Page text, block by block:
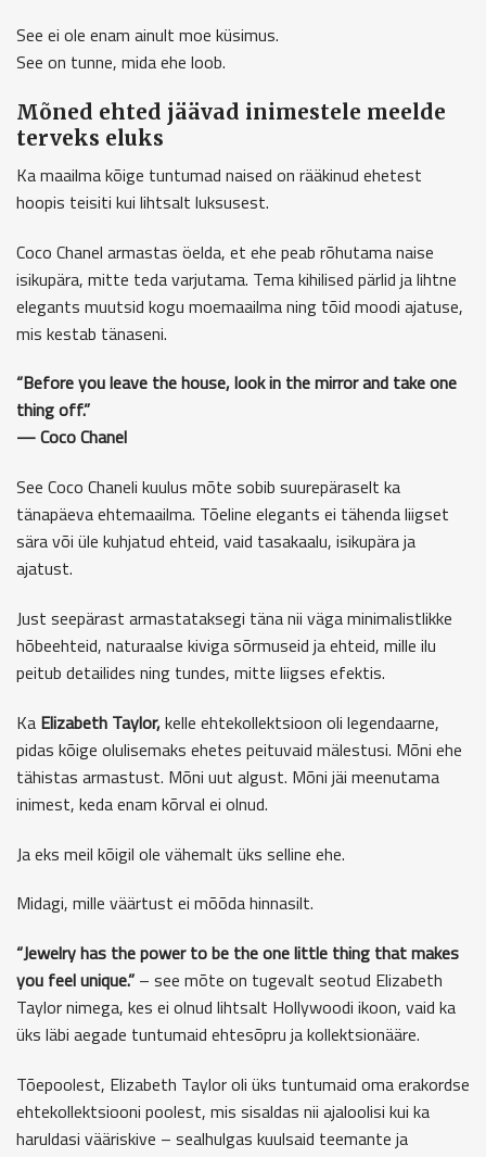
See ei ole enam ainult moe küsimus.
See on tunne, mida ehe loob.
Mõned ehted jäävad inimestele meelde
terveks eluks
Ka maailma kõige tuntumad naised on rääkinud ehetest
hoopis teisiti kui lihtsalt luksusest.
Coco Chanel armastas öelda, et ehe peab rõhutama naise
isikupära, mitte teda varjutama. Tema kihilised pärlid ja lihtne
elegants muutsid kogu moemaailma ning tõid moodi ajatuse,
mis kestab tänaseni.
“Before you leave the house, look in the mirror and take one
thing off.”
— Coco Chanel
See Coco Chaneli kuulus mõte sobib suurepäraselt ka
tänapäeva ehtemaailma. Tõeline elegants ei tähenda liigset
sära või üle kuhjatud ehteid, vaid tasakaalu, isikupära ja
ajatust.
Just seepärast armastataksegi täna nii väga minimalistlikke
hõbeehteid, naturaalse kiviga sõrmuseid ja ehteid, mille ilu
peitub detailides ning tundes, mitte liigses efektis.
Ka Elizabeth Taylor,kelle ehtekollektsioon oli legendaarne,
pidas kõige olulisemaks ehetes peituvaid mälestusi. Mõni ehe
tähistas armastust. Mõni uut algust. Mõni jäi meenutama
inimest, keda enam kõrval ei olnud.
Ja eks meil kõigil ole vähemalt üks selline ehe.
Midagi, mille väärtust ei mõõda hinnasilt.
“Jewelry has the power to be the one little thing that makes
you feel unique.” – see mõte on tugevalt seotud Elizabeth
Taylornimega, kes ei olnud lihtsalt Hollywoodi ikoon, vaid ka
üks läbi aegade tuntumaid ehtesõpru ja kollektsionääre.
Tõepoolest, Elizabeth Taylor oli üks tuntumaid oma erakordse
ehtekollektsiooni poolest, mis sisaldas nii ajaloolisi kui ka
haruldasi vääriskive – sealhulgas kuulsaid teemante ja